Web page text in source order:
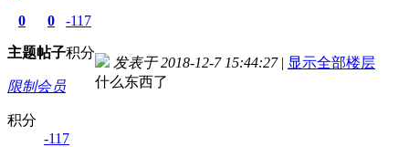
0
主题
0
帖子
-117
积分
限制会员
积分
-117
发表于 2018-12-7 15:44:27 | 显示全部楼层
什么东西了